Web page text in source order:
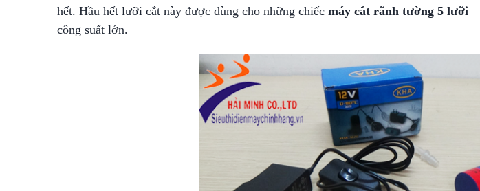
hết. Hầu hết lưỡi cắt này được dùng cho những chiếc máy cắt rãnh tường 5 lưỡi
công suất lớn.